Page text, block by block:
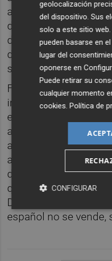
agricultores van a
dinero, esfuerzo y
dos años, y no
dentro de cuatro. No
solos".
Ferrer también carga
imposiciones
están asfixiando al
agricultores no
atrapados entre la
abandono
del Pacto Verde
que lo único que
Desde VOX decimos
español no se vende,
geolocalización
del dispositivo. Sus
solo a este sitio
pueden basarse en
lugar del
oponerse en
Puede retirar su
cualquier momento
cookies.Política de
CONFIGURAR